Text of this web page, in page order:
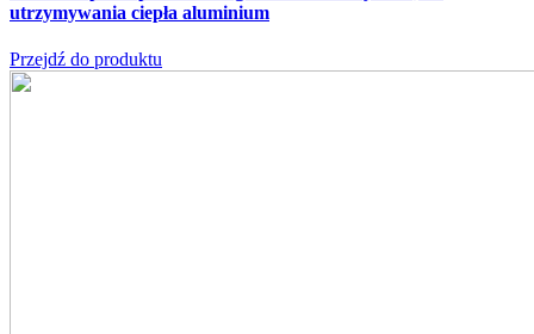
utrzymywania ciepła aluminium
Przejdź do produktu